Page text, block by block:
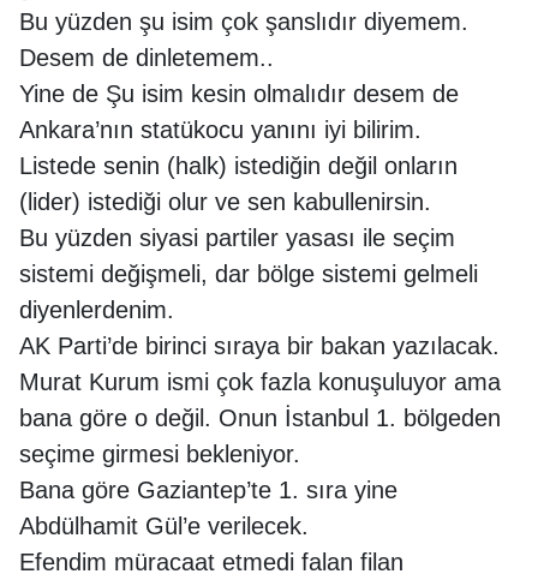
Bu yüzden şu isim çok şanslıdır diyemem.
Desem de dinletemem..
Yine de Şu isim kesin olmalıdır desem de
Ankara’nın statükocu yanını iyi bilirim.
Listede senin (halk) istediğin değil onların
(lider) istediği olur ve sen kabullenirsin.
Bu yüzden siyasi partiler yasası ile seçim
sistemi değişmeli, dar bölge sistemi gelmeli
diyenlerdenim.
AK Parti’de birinci sıraya bir bakan yazılacak.
Murat Kurum ismi çok fazla konuşuluyor ama
bana göre o değil. Onun İstanbul 1. bölgeden
seçime girmesi bekleniyor.
Bana göre Gaziantep’te 1. sıra yine
Abdülhamit Gül’e verilecek.
Efendim müracaat etmedi falan filan